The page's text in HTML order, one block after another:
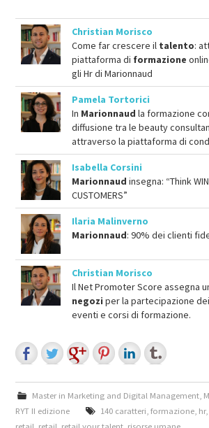
Christian Morisco
Come far crescere il talento:
piattaforma di formazione
gli Hr di Marionnaud
Pamela Tortorici
In Marionnaud la formazione
diffusione tra le beauty
attraverso la piattaforma di
Isabella Corsini
Marionnaud insegna: “Think
CUSTOMERS”
Ilaria Malinverno
Marionnaud: 90% dei clienti
Christian Morisco
Il Net Promoter Score assegna
negozi per la partecipazione
eventi e corsi di formazione.
Master in Marketing and Digital Management,
RYT II edizione
140 caratteri formazione, hr,